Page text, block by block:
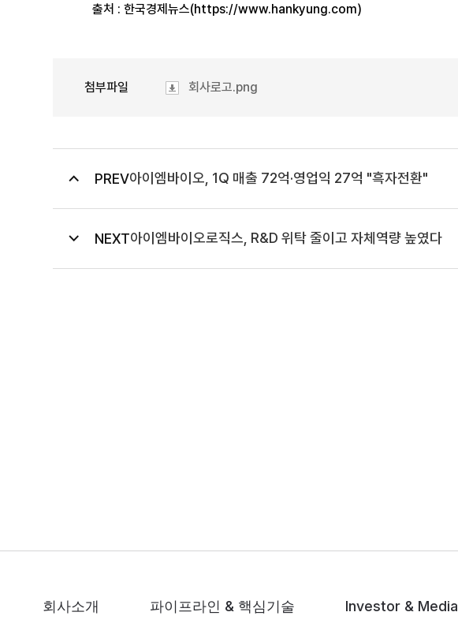
출처 : 한국경제뉴스(https://www.hankyung.com)
첨부파일 회사로고.png
PREV아이엠바이오, 1Q 매출 72억·영업익 27억 "흑자전환"
NEXT아이엠바이오로직스, R&D 위탁 줄이고 자체역량 높였다
회사소개 파이프라인 & 핵심기술 Investor & Media